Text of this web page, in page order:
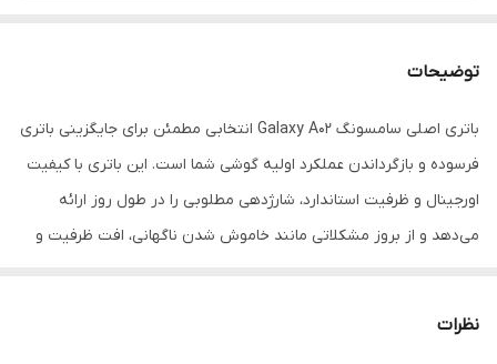
توضیحات
باتری اصلی سامسونگ Galaxy A02 انتخابی مطمئن برای جایگزینی باتری
فرسوده و بازگرداندن عملکرد اولیه گوشی شما است. این باتری با کیفیت
اورجینال و ظرفیت استاندارد، شارژدهی مطلوبی را در طول روز ارائه
می‌دهد و از بروز مشکلاتی مانند خاموش شدن ناگهانی، افت ظرفیت و
نظرات